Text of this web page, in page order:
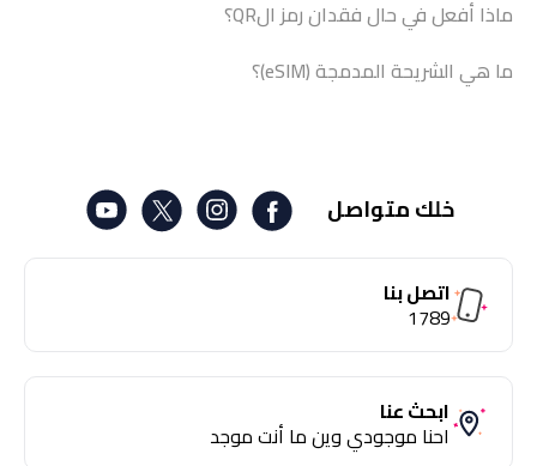
ماذا أفعل في حال فقدان رمز الQR؟
ما هي الشريحة المدمجة (eSIM)؟
خلك متواصل
اتصل بنا
1789
ابحث عنا
احنا موجودي وين ما أنت موجد